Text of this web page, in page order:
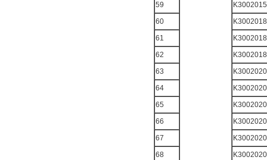
59
60
61
62
63
64
65
66
67
68